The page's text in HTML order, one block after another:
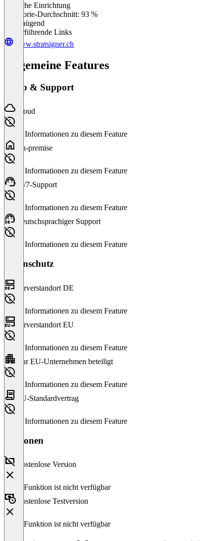
Einfache Einrichtung
Kategorie-Durchschnitt: 93 %
Ungenügend
Weiterführende Links
www.stratsigner.ch
Allgemeine Features
Setup & Support
Cloud
Keine Informationen zu diesem Feature
On-premise
Keine Informationen zu diesem Feature
24/7-Support
Keine Informationen zu diesem Feature
Deutschsprachiger Support
Keine Informationen zu diesem Feature
Datenschutz
Serverstandort DE
Keine Informationen zu diesem Feature
Serverstandort EU
Keine Informationen zu diesem Feature
Nur EU-Unternehmen beteiligt
Keine Informationen zu diesem Feature
EU-Standardvertrag
Keine Informationen zu diesem Feature
Versionen
Kostenlose Version
Diese Funktion ist nicht verfügbar
Kostenlose Testversion
Diese Funktion ist nicht verfügbar